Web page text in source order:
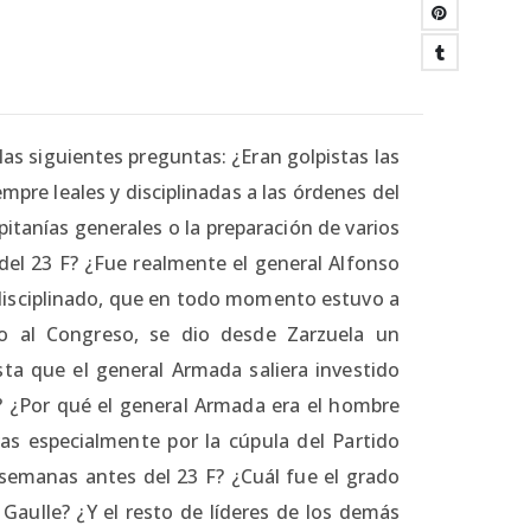
siguientes preguntas: ¿Eran golpistas las
leales y disciplinadas a las órdenes del
generales o la preparación de varios
23 F? ¿Fue realmente el general Alfonso
que en todo momento estuvo a
al Congreso, se dio desde Zarzuela un
que el general Armada saliera investido
qué el general Armada era el hombre
especialmente por la cúpula del Partido
antes del 23 F? ¿Cuál fue el grado
¿Y el resto de líderes de los demás